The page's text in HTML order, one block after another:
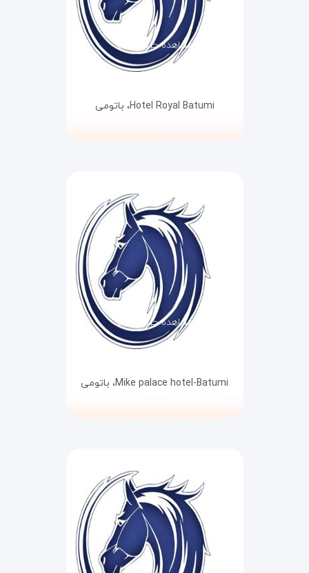
مشاهده جزئیات
Hotel Royal Batumi، باتومی
مشاهده جزئیات
Mike palace hotel-Batumi، باتومی